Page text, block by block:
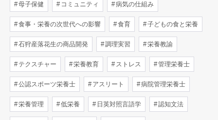
母子保健 コミュニティ 病気の仕組み
食事・栄養の次世代への影響 食育 子どもの食と栄養
石狩産落花生の商品開発 調理実習 栄養教諭
テクスチャー 栄養教育 ストレス 管理栄養士
公認スポーツ栄養士 アスリート 病院管理栄養士
栄養管理 低栄養 日英対照言語学 認知文法